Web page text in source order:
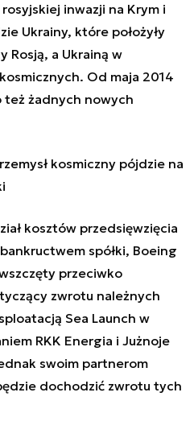
inwazji na Krym i
Ukrainy, które położyły
Rosją, a Ukrainą w
Od maja 2014
też żadnych nowych
kosmiczny pójdzie na
kosztów przedsięwzięcia
spółki, Boeing
przeciwko
zwrotu należnych
Sea Launch w
RKK Energia i Jużnoje
swoim partnerom
dochodzić zwrotu tych